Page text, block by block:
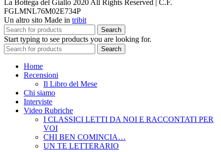
La Bottega del Giallo 2020 All Rights Reserved | C.F.
FGLMNL76M02E734P
Un altro sito Made in tribit
Search
Start typing to see products you are looking for.
Search
Home
Recensioni
Il Libro del Mese
Chi siamo
Interviste
Video Rubriche
I CLASSICI LETTI DA NOI E RACCONTATI PER
VOI
CHI BEN COMINCIA…
UN TE LETTERARIO